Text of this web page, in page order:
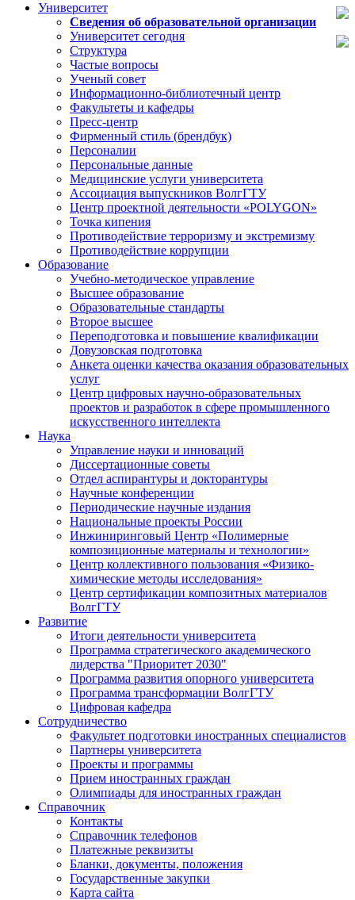
Университет
Сведения об образовательной организации
Университет сегодня
Структура
Частые вопросы
Ученый совет
Информационно-библиотечный центр
Факультеты и кафедры
Пресс-центр
Фирменный стиль (брендбук)
Персоналии
Персональные данные
Медицинские услуги университета
Ассоциация выпускников ВолгГТУ
Центр проектной деятельности «POLYGON»
Точка кипения
Противодействие терроризму и экстремизму
Противодействие коррупции
Образование
Учебно-методическое управление
Высшее образование
Образовательные стандарты
Второе высшее
Переподготовка и повышение квалификации
Довузовская подготовка
Анкета оценки качества оказания образовательных
услуг
Центр цифровых научно-образовательных
проектов и разработок в сфере промышленного
искусственного интеллекта
Наука
Управление науки и инноваций
Диссертационные советы
Отдел аспирантуры и докторантуры
Научные конференции
Периодические научные издания
Национальные проекты России
Инжиниринговый Центр «Полимерные
композиционные материалы и технологии»
Центр коллективного пользования «Физико-
химические методы исследования»
Центр сертификации композитных материалов
ВолгГТУ
Развитие
Итоги деятельности университета
Программа стратегического академического
лидерства "Приоритет 2030"
Программа развития опорного университета
Программа трансформации ВолгГТУ
Цифровая кафедра
Сотрудничество
Факультет подготовки иностранных специалистов
Партнеры университета
Проекты и программы
Прием иностранных граждан
Олимпиады для иностранных граждан
Справочник
Контакты
Справочник телефонов
Платежные реквизиты
Бланки, документы, положения
Государственные закупки
Карта сайта